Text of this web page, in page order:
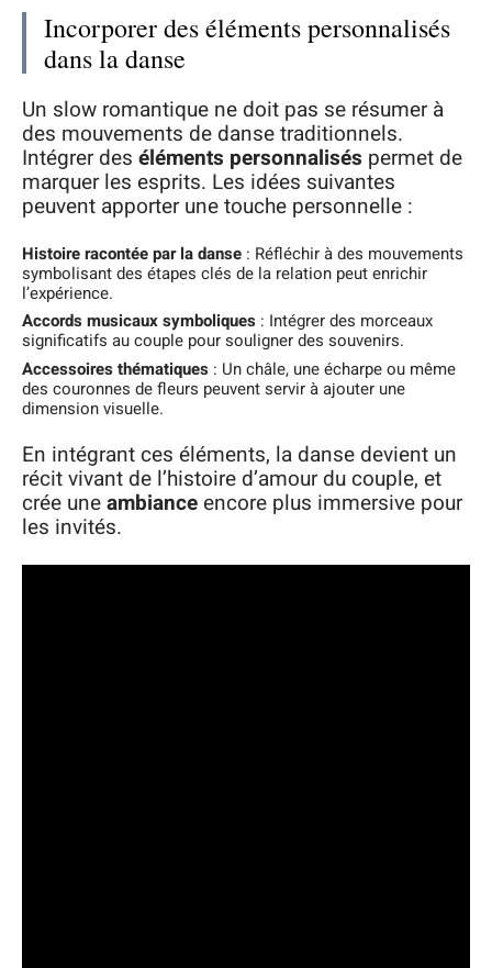
Incorporer des éléments personnalisés
dans la danse
Un slow romantique ne doit pas se résumer à
des mouvements de danse traditionnels.
Intégrer des éléments personnalisés permet de
marquer les esprits. Les idées suivantes
peuvent apporter une touche personnelle :
Histoire racontée par la danse : Réfléchir à des mouvements
symbolisant des étapes clés de la relation peut enrichir
l’expérience.
Accords musicaux symboliques : Intégrer des morceaux
significatifs au couple pour souligner des souvenirs.
Accessoires thématiques : Un châle, une écharpe ou même
des couronnes de fleurs peuvent servir à ajouter une
dimension visuelle.
En intégrant ces éléments, la danse devient un
récit vivant de l’histoire d’amour du couple, et
crée uneambianceencore plus immersive pour
les invités.